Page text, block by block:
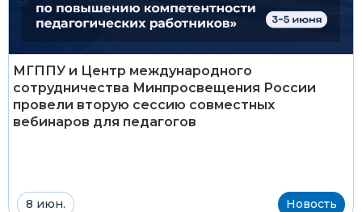
МГППУ и Центр международного
сотрудничества Минпросвещения России
провели вторую сессию совместных
вебинаров для педагогов
8 июн. Новость